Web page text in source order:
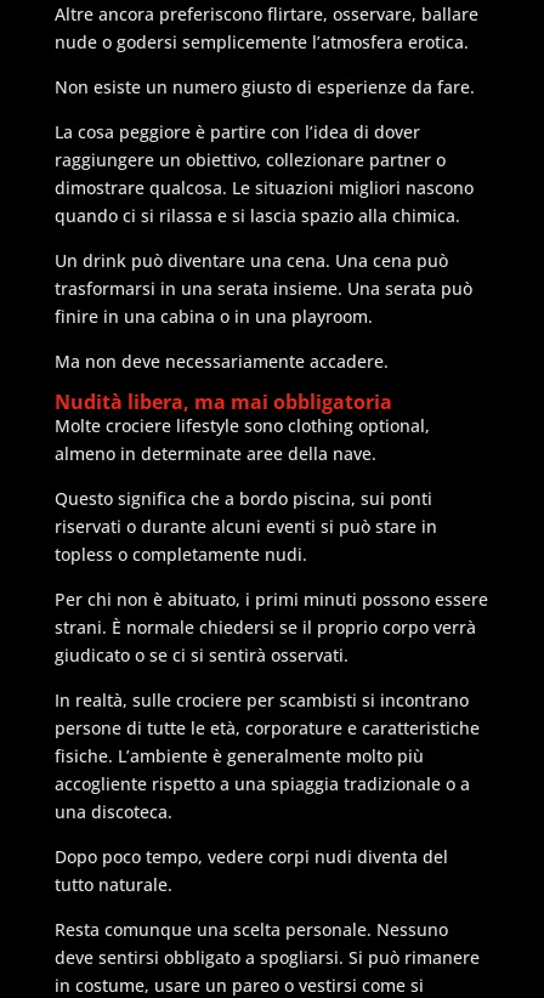
Altre ancora preferiscono flirtare, osservare, ballare
nude o godersi semplicemente l’atmosfera erotica.
Non esiste un numero giusto di esperienze da fare.
La cosa peggiore è partire con l’idea di dover
raggiungere un obiettivo, collezionare partner o
dimostrare qualcosa. Le situazioni migliori nascono
quando ci si rilassa e si lascia spazio alla chimica.
Un drink può diventare una cena. Una cena può
trasformarsi in una serata insieme. Una serata può
finire in una cabina o in una playroom.
Ma non deve necessariamente accadere.
Nudità libera, ma mai obbligatoria
Molte crociere lifestyle sono clothing optional,
almeno in determinate aree della nave.
Questo significa che a bordo piscina, sui ponti
riservati o durante alcuni eventi si può stare in
topless o completamente nudi.
Per chi non è abituato, i primi minuti possono essere
strani. È normale chiedersi se il proprio corpo verrà
giudicato o se ci si sentirà osservati.
In realtà, sulle crociere per scambisti si incontrano
persone di tutte le età, corporature e caratteristiche
fisiche. L’ambiente è generalmente molto più
accogliente rispetto a una spiaggia tradizionale o a
una discoteca.
Dopo poco tempo, vedere corpi nudi diventa del
tutto naturale.
Resta comunque una scelta personale. Nessuno
deve sentirsi obbligato a spogliarsi. Si può rimanere
in costume, usare un pareo o vestirsi come si